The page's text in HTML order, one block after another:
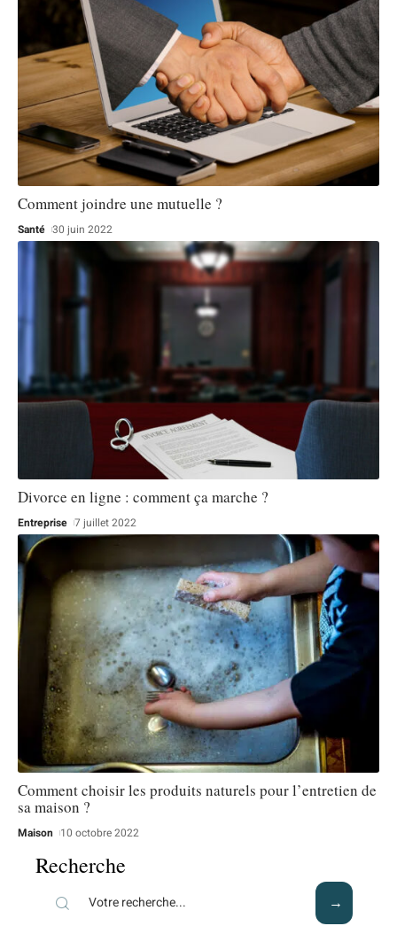
Comment joindre une mutuelle ?
Santé 30 juin 2022
Divorce en ligne : comment ça marche ?
Entreprise 7 juillet 2022
Comment choisir les produits naturels pour l’entretien de
sa maison ?
Maison 10 octobre 2022
Recherche